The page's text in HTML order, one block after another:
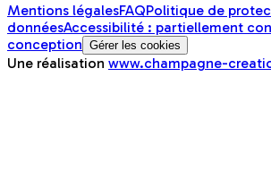
Mentions légalesFAQPolitique de
donnéesAccessibilité : partiellement
conception Gérer les cookies
Une réalisation www.champagne-